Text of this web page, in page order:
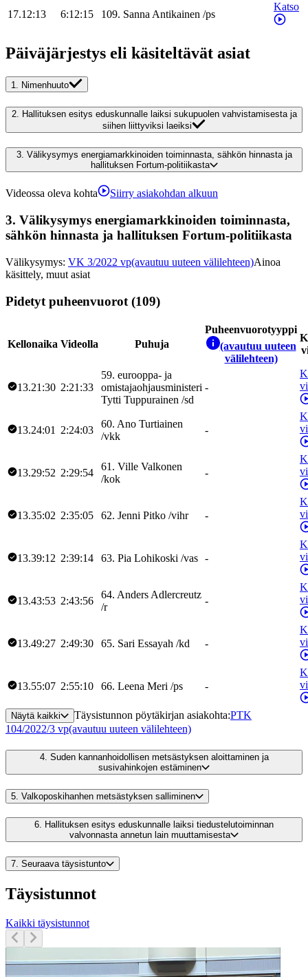
17.12:13 6:12:15 109. SannaAntikainen /ps
Katso
Päiväjärjestys eli käsiteltävät asiat
1. Nimenhuuto
2. Hallituksen esitys eduskunnalle laiksi sukupuolen vahvistamisesta ja
siihen liittyviksi laeiksi
3. Välikysymys energiamarkkinoiden toiminnasta, sähkön hinnasta ja
hallituksen Fortum-politiikasta
Videossa oleva kohta Siirry asiakohdan alkuun
3. Välikysymys energiamarkkinoiden toiminnasta,
sähkön hinnasta ja hallituksen Fortum-politiikasta
Välikysymys: VK 3/2022 vp(avautuu uuteen välilehteen)Ainoa
käsittely, muut asiat
Pidetyt puheenvuorot (109)
Kellonaika Videolla Puhuja
Puheenvuorotyyppi
(avautuu uuteen
välilehteen)
13.21:30 2:21:33
59. eurooppa- ja
omistajaohjausministeri
Tytti Tuppurainen /sd
-
13.24:01 2:24:03
60. Ano Turtiainen
/vkk
-
13.29:52 2:29:54
61 . Ville Valkonen
/kok
-
13.35:02 2:35:05 62. Jenni Pitko /vihr -
13.39:12 2:39:14 63. Pia Lohikoski /vas -
13.43:53 2:43:56
64. Anders Adlercreutz
/r
-
13.49:27 2:49:30 65. Sari Essayah /kd -
13.55:07 2:55:10 66. Leena Meri /ps -
Näytä kaikki Täysistunnon pöytäkirjan asiakohta:PTK
104/2022/3 vp(avautuu uuteen välilehteen)
4. Suden kannanhoidollisen metsästyksen aloittaminen ja
susivahinkojen estäminen
5. Valkoposkihanhen metsästyksen salliminen
6. Hallituksen esitys eduskunnalle laiksi tiedustelutoiminnan
valvonnasta annetun lain muuttamisesta
7. Seuraava täysistunto
Täysistunnot
Kaikki täysistunnot